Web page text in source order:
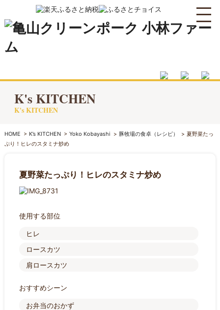
K's KITCHEN
K's KITCHEN
HOME > K’s KITCHEN> Yoko Kobayashi > 豚牧場の食卓（レシピ） > 夏野菜たっ
ぷり！ヒレのスタミナ炒め
夏野菜たっぷり！ヒレのスタミナ炒め
使用する部位
ヒレ
ロースカツ
肩ロースカツ
おすすめシーン
お弁当のおかず